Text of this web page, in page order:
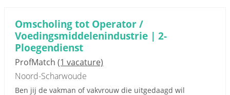
Omscholing tot Operator /
Voedingsmiddelenindustrie | 2-
Ploegendienst
ProfMatch (1 vacature)
Noord-Scharwoude
Ben jij de vakman of vakvrouw die uitgedaagd wil